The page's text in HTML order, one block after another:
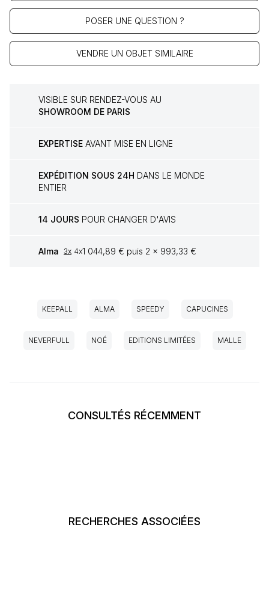
POSER UNE QUESTION ?
VENDRE UN OBJET SIMILAIRE
VISIBLE SUR RENDEZ-VOUS AU
SHOWROOM DE PARIS
EXPERTISE AVANT MISE EN LIGNE
EXPÉDITION SOUS 24H DANS LE MONDE
ENTIER
14 JOURS POUR CHANGER D'AVIS
Alma 3x 4x1 044,89 € puis 2 x 993,33 €
KEEPALL ALMA SPEEDY CAPUCINES
NEVERFULL NOÉ EDITIONS LIMITÉES MALLE
CONSULTÉS RÉCEMMENT
RECHERCHES ASSOCIÉES